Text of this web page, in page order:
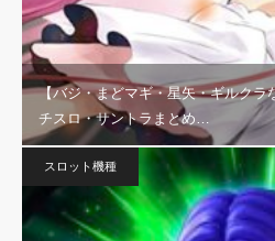
【バジ・まどマギ・星矢・ギルクラ
チスロ・サントラまとめ…
スロット機種